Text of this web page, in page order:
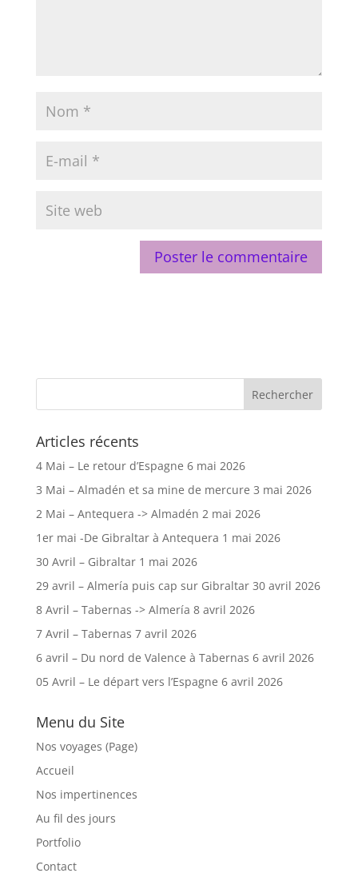
Articles récents
4 Mai – Le retour d’Espagne 6 mai 2026
3 Mai – Almadén et sa mine de mercure 3 mai 2026
2 Mai – Antequera -> Almadén 2 mai 2026
1er mai -De Gibraltar à Antequera 1 mai 2026
30 Avril – Gibraltar 1 mai 2026
29 avril – Almería puis cap sur Gibraltar 30 avril 2026
8 Avril – Tabernas -> Almería 8 avril 2026
7 Avril – Tabernas 7 avril 2026
6 avril – Du nord de Valence à Tabernas 6 avril 2026
05 Avril – Le départ vers l’Espagne 6 avril 2026
Menu du Site
Nos voyages (Page)
Accueil
Nos impertinences
Au fil des jours
Portfolio
Contact